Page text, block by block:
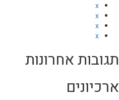
x
x
x
x
תגובות אחרונות
ארכיונים